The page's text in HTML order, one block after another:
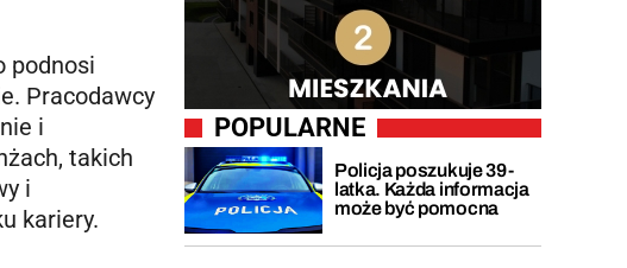
podnosi
Pracodawcy
i
takich
i
kariery.
POPULARNE
Policja poszukuje 39-
latka. Każda informacja
może być pomocna